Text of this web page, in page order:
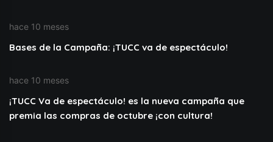
hace 10 meses
Bases de la Campaña: ¡TUCC va de espectáculo!
hace 10 meses
¡TUCC Va de espectáculo! es la nueva campaña que
premia las compras de octubre ¡con cultura!